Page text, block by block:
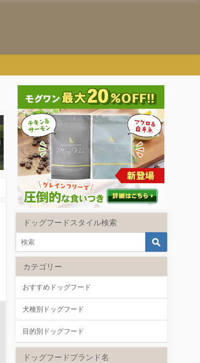
犬種別ドッグフード
豆柴の餌の選び方とおすすめドッ
グフード
2019年6月2日
アボダームドッグフードの
や評判｜原材料や安全性も
2018年11月14日
ドッグフードスタイル検索
カテゴリー
おすすめドッグフード
犬種別ドッグフード
目的別ドッグフード
ドッグフードブランド名